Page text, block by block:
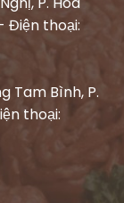
Điện thoại:
Tam Bình, P.
thoại: